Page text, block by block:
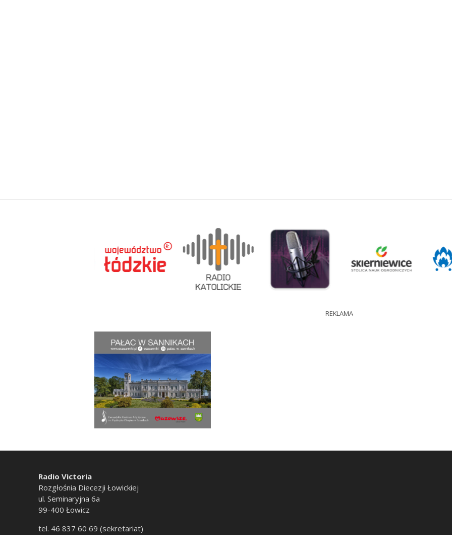
REKLAMA
Radio Victoria
Rozgłośnia Diecezji Łowickiej
ul. Seminaryjna 6a
99-400 Łowicz
tel. 46 837 60 69 (sekretariat)